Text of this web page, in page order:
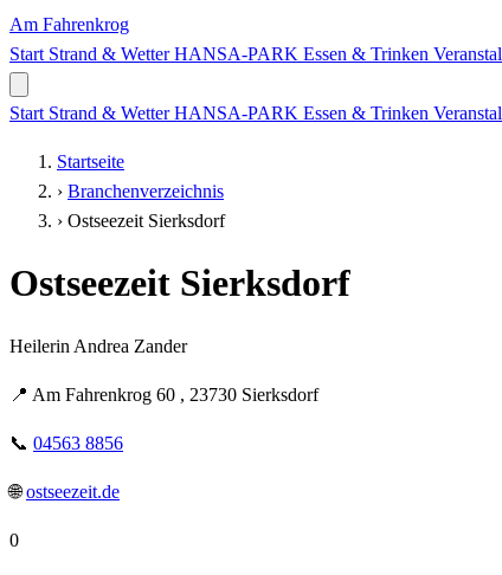
Am Fahrenkrog
Start Strand & WetterHANSA-PARK Essen & Trinken
Start Strand & WetterHANSA-PARK Essen & Trinken
Startseite
› Branchenverzeichnis
› Ostseezeit Sierksdorf
Ostseezeit Sierksdorf
Heilerin Andrea Zander
📍 Am Fahrenkrog 60 , 23730 Sierksdorf
📞 04563 8856
🌐 ostseezeit.de
0